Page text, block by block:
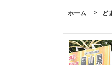
ホーム ど